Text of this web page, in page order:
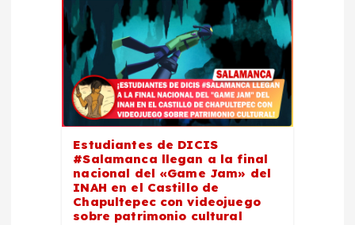
Estudiantes de DICIS
#Salamanca llegan a la final
nacional del «Game Jam» del
INAH en el Castillo de
Chapultepec con videojuego
sobre patrimonio cultural